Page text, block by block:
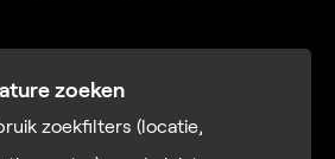
zoeken
zoekfilters (locatie,